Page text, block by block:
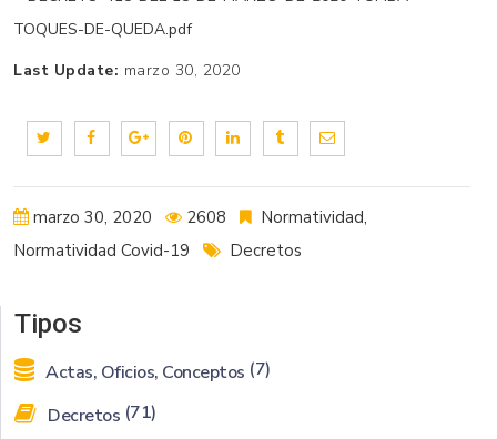
TOQUES-DE-QUEDA.pdf
Last Update: marzo 30, 2020
marzo 30, 2020 2608 Normatividad,
Normatividad Covid-19
Decretos
Tipos
Actas, Oficios, Conceptos (7)
Decretos (71)